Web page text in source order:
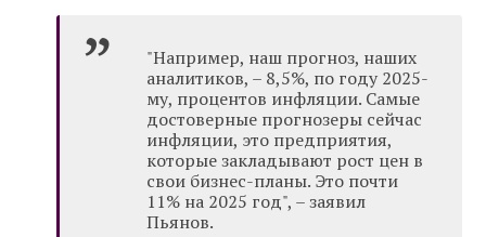
"Например, наш прогноз, наших
аналитиков, – 8,5%, по году 2025-
му, процентов инфляции. Самые
достоверные прогнозеры сейчас
инфляции, это предприятия,
которые закладывают рост цен в
свои бизнес-планы. Это почти
11% на 2025 год", – заявил
Пьянов.